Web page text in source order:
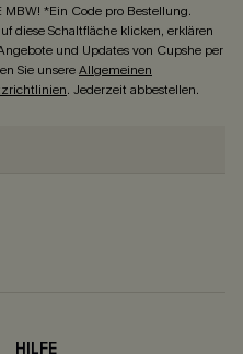
MBW! *Ein Code pro Bestellung.
diese Schaltfläche klicken, erklären
und Updates von Cupshe per
Sie unsereAllgemeinen
. Jederzeit abbestellen.
HILFE